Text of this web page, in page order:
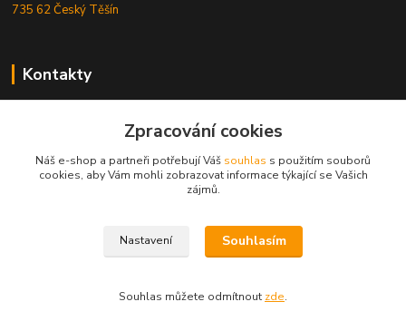
735 62 Český Těšín
Kontakty
+420724095453
info@reefhome.cz
Zpracování cookies
Náš e-shop a partneři potřebují Váš souhlas s použitím souborů
cookies, aby Vám mohli zobrazovat informace týkající se Vašich
zájmů.
Nastavení Souhlasím
Souhlas můžete odmítnout zde.